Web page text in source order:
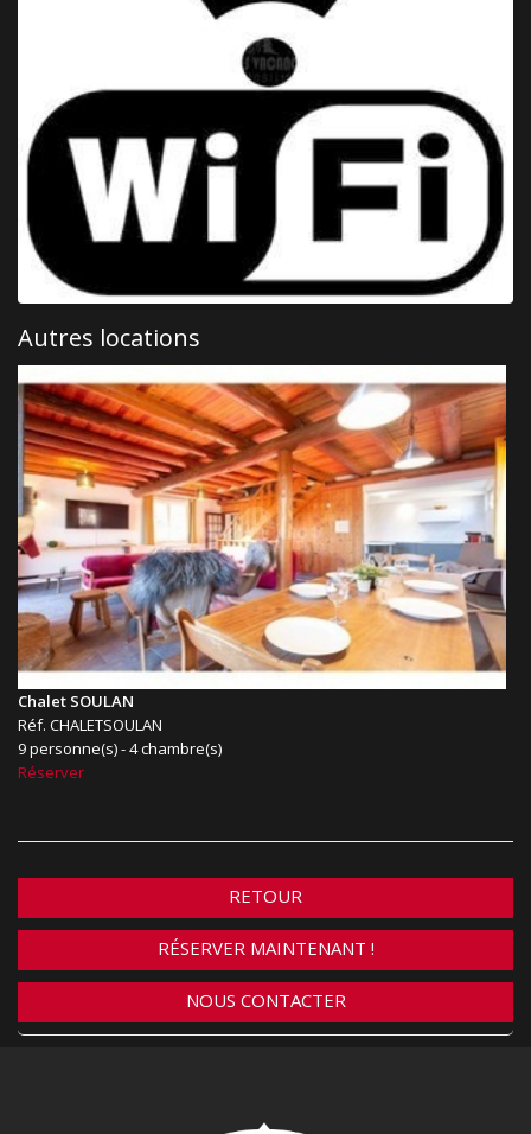
Autres locations
Chalet SOULAN
Réf. CHALETSOULAN
9 personne(s) - 4 chambre(s)
Réserver
RETOUR
RÉSERVER MAINTENANT !
NOUS CONTACTER